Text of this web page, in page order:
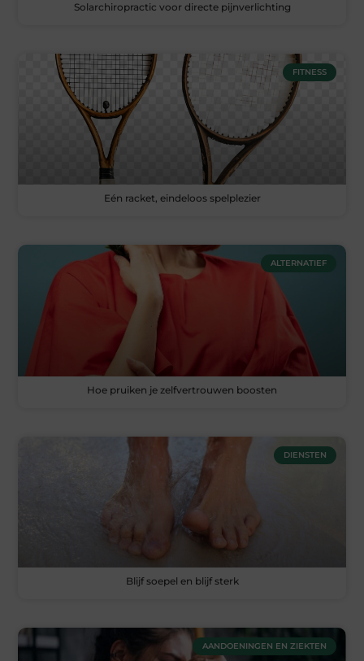
Solarchiropractic voor directe pijnverlichting
FITNESS
Eén racket, eindeloos spelplezier
ALTERNATIEF
Hoe pruiken je zelfvertrouwen boosten
DIENSTEN
Blijf soepel en blijf sterk
AANDOENINGEN EN ZIEKTEN